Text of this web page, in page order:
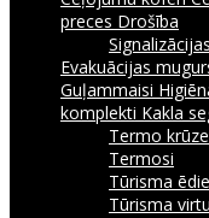
preces Drošība
Signalizācijas
Evakuācijas
Guļammaisi
komplekti Kakla
Termo
Termosi
Tūrisma
Tūrisma